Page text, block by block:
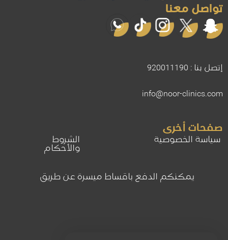
تواصل معنا
إتصل بنا : 920011190
info@noor-clinics.com
صفحات أخرى
الشروط
والأحكام
سياسة الخصوصية
يمكنكم الدفع باقساط ميسرة عن طريق